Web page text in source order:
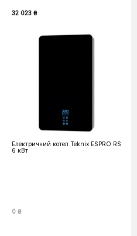
32 023 ₴
Електричний котел Teknix ESPRO RS
6 кВт
0 ₴